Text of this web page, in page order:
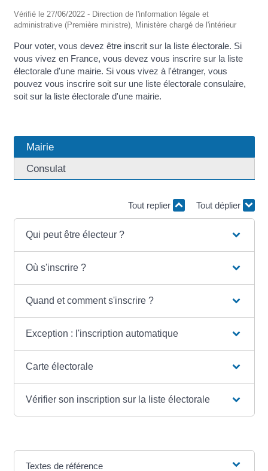
Vérifié le 27/06/2022 - Direction de l'information légale et
administrative (Première ministre), Ministère chargé de l'intérieur
Pour voter, vous devez être inscrit sur la liste électorale. Si
vous vivez en France, vous devez vous inscrire sur la liste
électorale d'une mairie. Si vous vivez à l'étranger, vous
pouvez vous inscrire soit sur une liste électorale consulaire,
soit sur la liste électorale d'une mairie.
Mairie
Consulat
Tout replier Tout déplier
Qui peut être électeur ?
Où s'inscrire ?
Quand et comment s'inscrire ?
Exception : l'inscription automatique
Carte électorale
Vérifier son inscription sur la liste électorale
Textes de référence